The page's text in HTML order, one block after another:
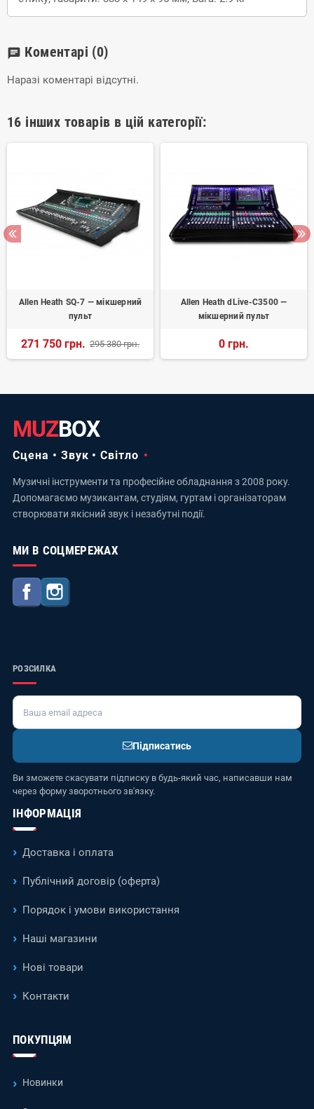
chat Коментарі (0)
Наразі коментарі відсутні.
16 інших товарів в цій категорії:
Allen Heath SQ-7 — мікшерний
пульт
271 750 грн. 295 380 грн.
Allen Heath dLive-C3500 —
мікшерний пульт
0 грн.
MUZBOX
Сцена • Звук • Світло
Музичні інструменти та професійне обладнання з 2008 року.
Допомагаємо музикантам, студіям, гуртам і організаторам
створювати якісний звук і незабутні події.
МИ В СОЦМЕРЕЖАХ
Facebook
РОЗСИЛКА
Підписатись
Ви зможете скасувати підписку в будь-який час, написавши нам
через форму зворотнього зв'язку.
ІНФОРМАЦІЯ
Доставка і оплата
Публічний договір (оферта)
Порядок і умови використання
Наші магазини
Нові товари
Контакти
ПОКУПЦЯМ
Новинки